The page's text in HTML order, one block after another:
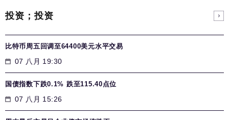
投资；投资
比特币周五回调至64400美元水平交易
07 八月 19:30
国债指数下跌0.1% 跌至115.40点位
07 八月 15:26